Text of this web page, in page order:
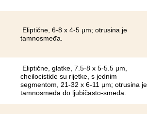
Eliptične, 6-8 x 4-5 µm; otrusina je
tamnosmeđa.
Eliptične, glatke, 7.5-8 x 5-5.5 µm,
cheilocistide su rijetke, s jednim
segmentom, 21-32 x 6-11 µm; otrusina je
tamnosmeđa do ljubičasto-smeđa.